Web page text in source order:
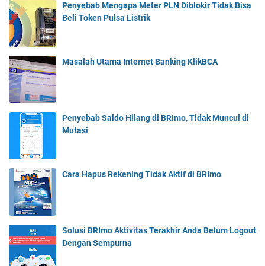
Penyebab Mengapa Meter PLN Diblokir Tidak Bisa
Beli Token Pulsa Listrik
Masalah Utama Internet Banking KlikBCA
Penyebab Saldo Hilang di BRImo, Tidak Muncul di
Mutasi
Cara Hapus Rekening Tidak Aktif di BRImo
Solusi BRImo Aktivitas Terakhir Anda Belum Logout
Dengan Sempurna